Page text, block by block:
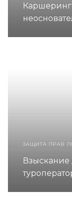
ЗАЩИТА ПРАВ
Взыскание